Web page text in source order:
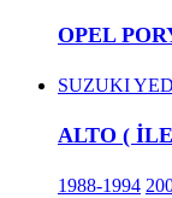
OPEL
SUZUKI
ALTO (
1988-1994